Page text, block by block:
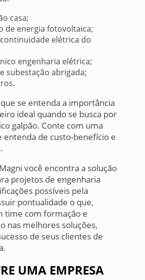
casa;
de energia fotovoltaica;
elétrica do
engenharia elétrica;
subestação abrigada;
se entenda a importância
ideal quando se busca por
galpão. Conte com uma
entenda de custo-benefício e
você encontra a solução
projetos de engenharia
possíveis pela
pontualidade o que,
time com formação e
nas melhores soluções,
de seus clientes de
UMA EMPRESA